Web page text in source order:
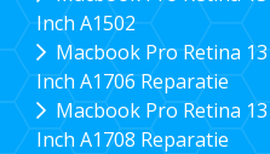
Inch A1502
Macbook Pro Retina 13
Inch A1706 Reparatie
Macbook Pro Retina 13
Inch A1708 Reparatie